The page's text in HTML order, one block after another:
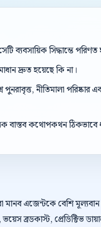
ব্যবসায়িক সিদ্ধান্তে পরিণত
দ্রুত হয়েছে কি না।
নীতিমালা পরিষ্কার
বাস্তব কথোপকথন ঠিকভাবে
মানব এজেন্টকে বেশি
ব্রডকাস্ট, প্রেডিক্টিভ